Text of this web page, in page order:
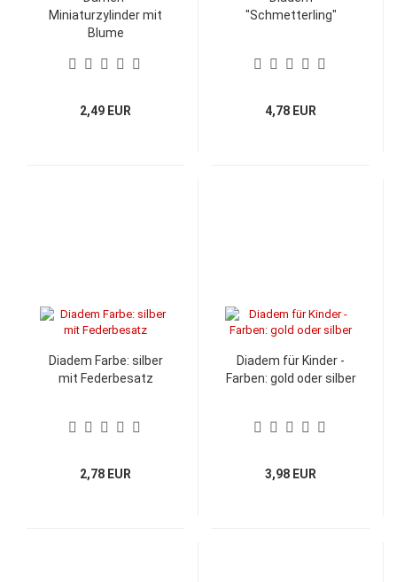
Miniaturzylinder mit
Blume
2,49 EUR
"Schmetterling"
4,78 EUR
Diadem Farbe: silber
mit Federbesatz
2,78 EUR
Diadem für Kinder -
Farben: gold oder silber
3,98 EUR